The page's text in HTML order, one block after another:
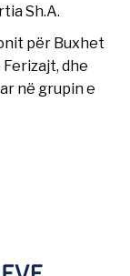
Sh.A.
për Buxhet
dhe
në grupin e